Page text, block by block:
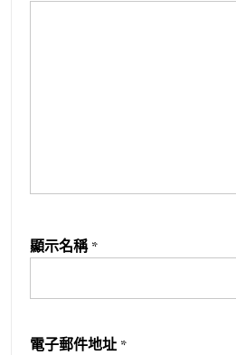
顯示名稱 *
電子郵件地址 *